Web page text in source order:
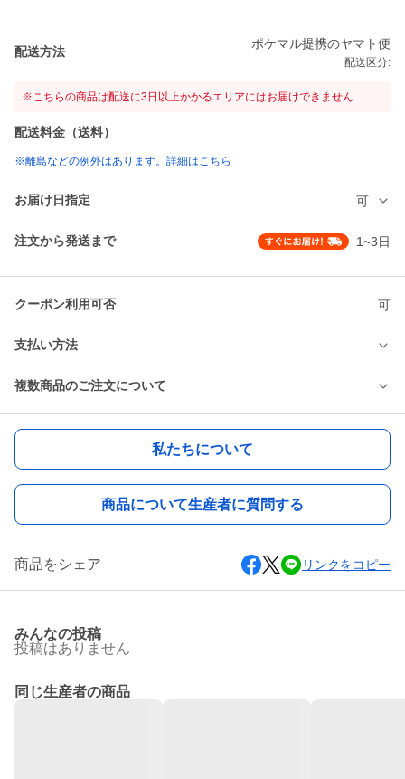
配送方法
ポケマル提携のヤマト便
配送区分:
※こちらの商品は配送に3日以上かかるエリアにはお届けできません
配送料金（送料）
※離島などの例外はあります。詳細はこちら
お届け日指定 可
注文から発送まで 1~3日
クーポン利用可否 可
支払い方法
複数商品のご注文について
私たちについて
商品について生産者に質問する
商品をシェア リンクをコピー
みんなの投稿
投稿はありません
同じ生産者の商品